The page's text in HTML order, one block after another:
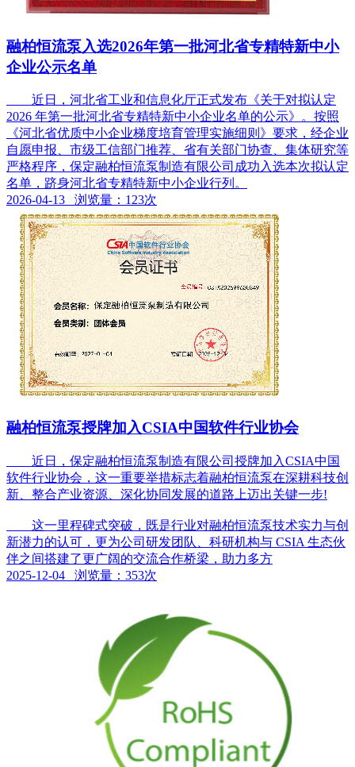
融柏恒流泵入选2026年第一批河北省专精特新中小
企业公示名单
近日，河北省工业和信息化厅正式发布《关于对拟认定
2026 年第一批河北省专精特新中小企业名单的公示》。按照
《河北省优质中小企业梯度培育管理实施细则》要求，经企业
自愿申报、市级工信部门推荐、省有关部门协查、集体研究等
严格程序，保定融柏恒流泵制造有限公司成功入选本次拟认定
名单，跻身河北省专精特新中小企业行列。
2026-04-13 浏览量：123次
融柏恒流泵授牌加入CSIA中国软件行业协会
近日，保定融柏恒流泵制造有限公司授牌加入CSIA中国
软件行业协会，这一重要举措标志着融柏恒流泵在深耕科技创
新、整合产业资源、深化协同发展的道路上迈出关键一步!
这一里程碑式突破，既是行业对融柏恒流泵技术实力与创
新潜力的认可，更为公司研发团队、科研机构与 CSIA 生态伙
伴之间搭建了更广阔的交流合作桥梁，助力多方
2025-12-04 浏览量：353次